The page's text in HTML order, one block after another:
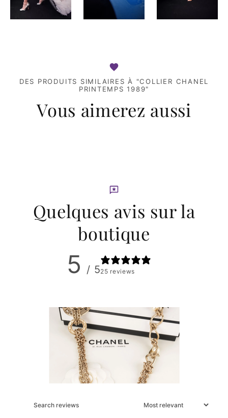
DES PRODUITS SIMILAIRES À "COLLIER CHANEL
PRINTEMPS 1989"
Vous aimerez aussi
Quelques avis sur la
boutique
5 / 525 reviews